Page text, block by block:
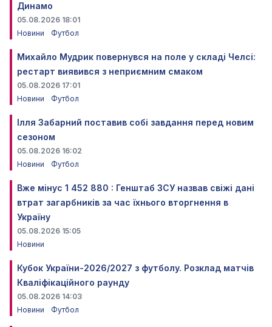
Динамо
05.08.2026 18:01
Новини
Футбол
Михайло Мудрик повернувся на поле у складі Челсі:
рестарт виявився з неприємним смаком
05.08.2026 17:01
Новини
Футбол
Ілля Забарний поставив собі завдання перед новим
сезоном
05.08.2026 16:02
Новини
Футбол
Вже мінус 1 452 880 : Генштаб ЗСУ назвав свіжі дані
втрат загарбників за час їхнього вторгнення в
Україну
05.08.2026 15:05
Новини
Кубок України-2026/2027 з футболу. Розклад матчів
Кваліфікаційного раунду
05.08.2026 14:03
Новини
Футбол